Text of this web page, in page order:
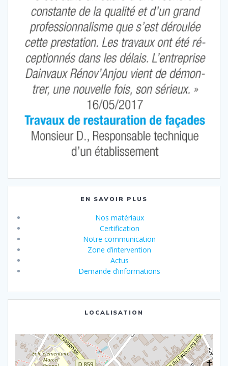
EN SAVOIR PLUS
Nos matériaux
Certification
Notre communication
Zone d’intervention
Actus
Demande d’informations
LOCALISATION